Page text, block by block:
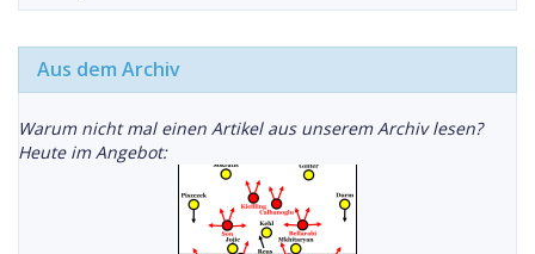
Aus dem Archiv
Warum nicht mal einen Artikel aus unserem Archiv lesen?
Heute im Angebot: